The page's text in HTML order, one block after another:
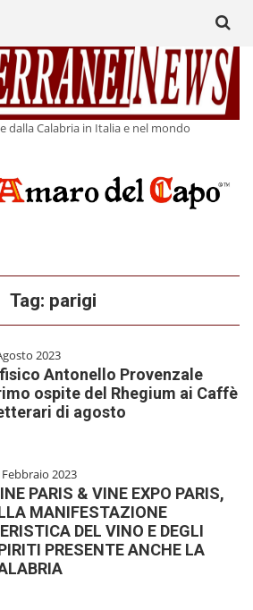
dalla Calabria in Italia e nel mondo
for:
Tag: parigi
2023
Antonello Provenzale
ospite del Rhegium ai Caffè
di agosto
Febbraio 2023
PARIS & VINE EXPO PARIS,
MANIFESTAZIONE
DEL VINO E DEGLI
PRESENTE ANCHE LA